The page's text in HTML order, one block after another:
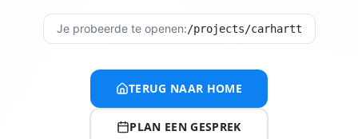
Je probeerde te openen:/projects/carhartt
TERUG NAAR HOME
PLAN EEN GESPREK